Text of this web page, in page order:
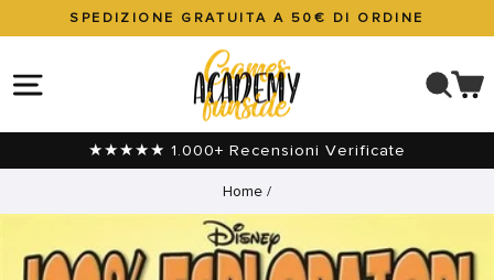
direttamente
contenuti
in
pausa
presentazione
SPEDIZIONE GRATUITA A 50€ DI ORDINE
NAVIGAZIONE DEL SITO
★★★★★ 1.000+ Recensioni Verificate
Home /